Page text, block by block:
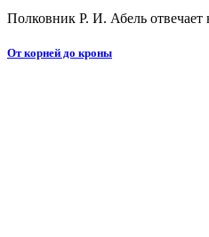
Полковник Р. И. Абель
От корней до кроны